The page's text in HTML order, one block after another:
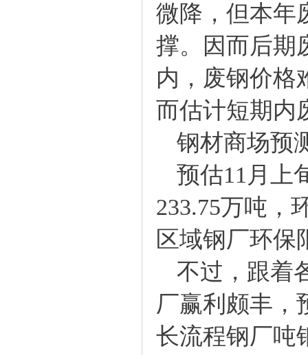
微降，但本年
撑。因而后期
内，废钢价格
而估计短期内
钢材商场预
预估11月上
233.75万吨，
区域钢厂环保
不过，跟着
厂赢利颇丰，
长流程钢厂吨